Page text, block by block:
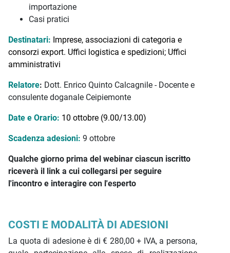
importazione
Casi pratici
Destinatari: Imprese, associazioni di categoria e
consorzi export. Uffici logistica e spedizioni; Uffici
amministrativi
Relatore: Dott. Enrico Quinto Calcagnile - Docente e
consulente doganale Ceipiemonte
Date e Orario: 10 ottobre (9.00/13.00)
Scadenza adesioni: 9 ottobre
Qualche giorno prima del webinar ciascun iscritto
riceverà il link a cui collegarsi per seguire
l'incontro e interagire con l'esperto
COSTI E MODALITÀ DI ADESIONI
La quota di adesione è di € 280,00 + IVA, a persona,